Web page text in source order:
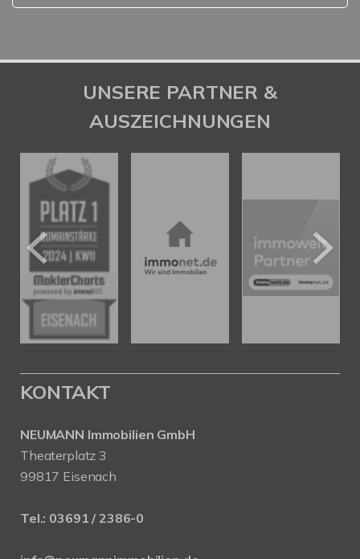
UNSERE PARTNER &
AUSZEICHNUNGEN
KONTAKT
NEUMANN Immobilien GmbH
Theaterplatz 3
99817 Eisenach
Tel.: 03691 / 2386-0